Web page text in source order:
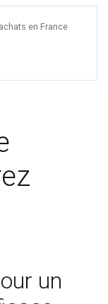
en France
un